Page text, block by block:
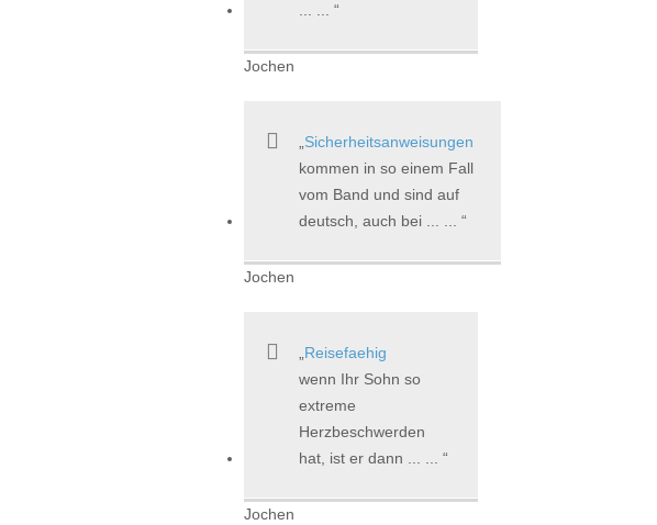
... ...
Jochen
Sicherheitsanweisungen
kommen in so einem Fall
vom Band und sind auf
deutsch, auch bei ... ...
Jochen
Reisefaehig
wenn Ihr Sohn so
extreme
Herzbeschwerden
hat, ist er dann ... ...
Jochen